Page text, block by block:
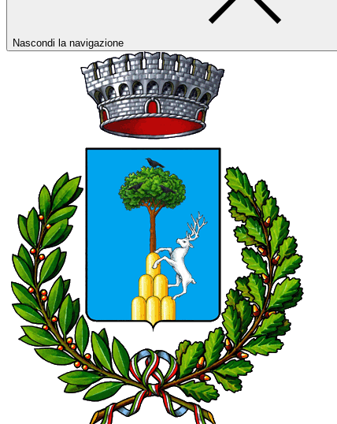
Nascondi la navigazione